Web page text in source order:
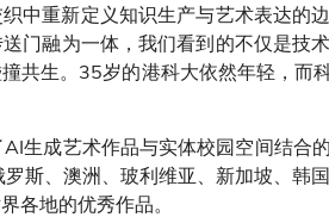
中重新定义知识生产与艺术表达的
门融为一体，我们看到的不仅是
共生。35岁的港科大依然年轻，
AI生成艺术作品与实体校园空间结
斯、澳洲、玻利维亚、新加坡、
各地的优秀作品。